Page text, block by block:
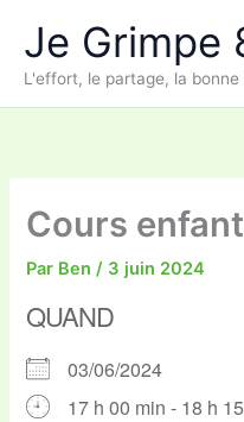
contenu
Je Grimpe
L'effort, le partage, la
Cours
Par Ben/ 3 juin 2024
QUAND
03/06/2024
17 h 00 min - 18 h